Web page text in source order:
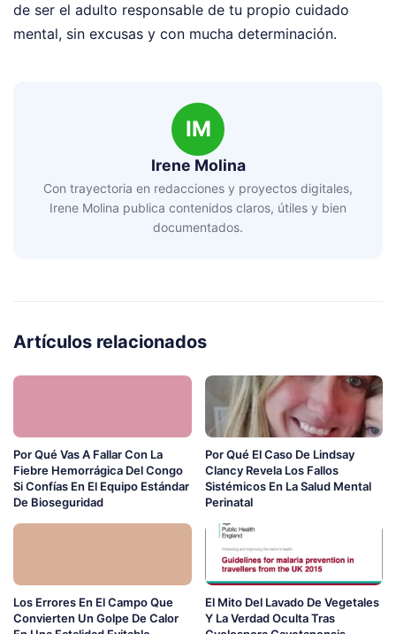
de ser el adulto responsable de tu propio cuidado
mental, sin excusas y con mucha determinación.
IM
Irene Molina
Con trayectoria en redacciones y proyectos digitales,
Irene Molina publica contenidos claros, útiles y bien
documentados.
Artículos relacionados
Por Qué Vas A Fallar Con La
Fiebre Hemorrágica Del Congo
Si Confías En El Equipo Estándar
De Bioseguridad
Por Qué El Caso De Lindsay
Clancy Revela Los Fallos
Sistémicos En La Salud Mental
Perinatal
Los Errores En El Campo Que
Convierten Un Golpe De Calor
El Mito Del Lavado De Vegetales
Y La Verdad Oculta Tras